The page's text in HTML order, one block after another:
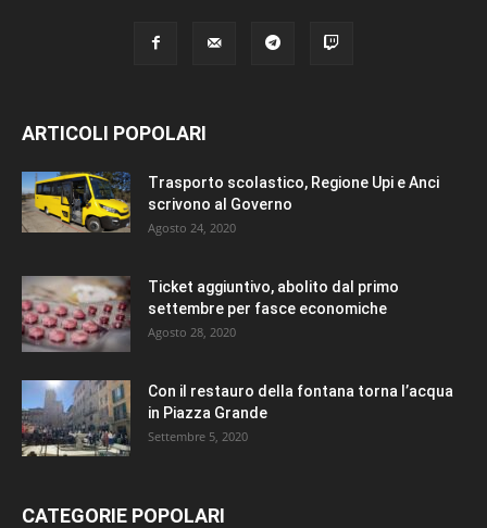
ARTICOLI POPOLARI
Trasporto scolastico, Regione Upi e Anci
scrivono al Governo
Agosto 24, 2020
Ticket aggiuntivo, abolito dal primo
settembre per fasce economiche
Agosto 28, 2020
Con il restauro della fontana torna l’acqua
in Piazza Grande
Settembre 5, 2020
CATEGORIE POPOLARI